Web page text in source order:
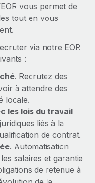
vous permet de
tout en vous
via notre EOR
:
. Recrutez des
à attendre des
locale.
les lois du travail
liés à la
de contrat.
. Automatisation
salaires et garantie
de retenue à